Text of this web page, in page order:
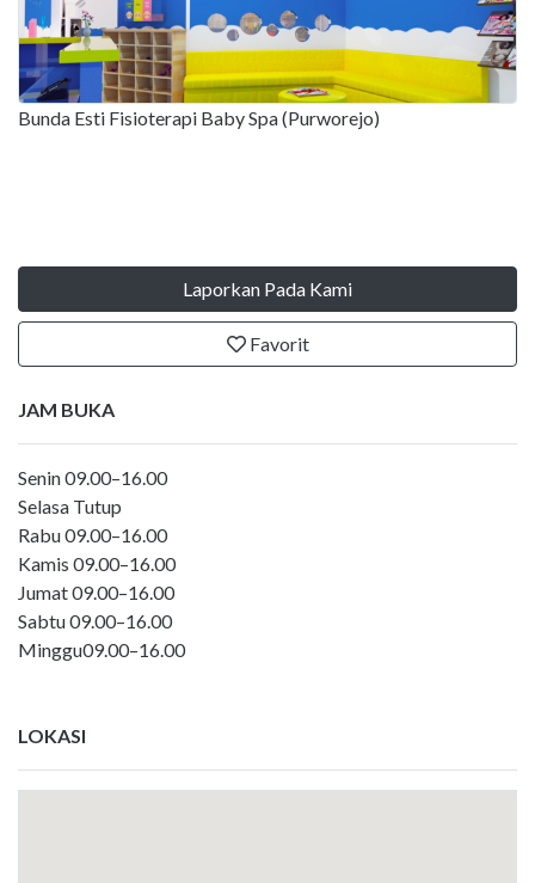
Bunda Esti Fisioterapi Baby Spa (Purworejo)
Laporkan Pada Kami
Favorit
JAM BUKA
Senin 09.00–16.00
Selasa Tutup
Rabu 09.00–16.00
Kamis 09.00–16.00
Jumat 09.00–16.00
Sabtu 09.00–16.00
Minggu09.00–16.00
LOKASI